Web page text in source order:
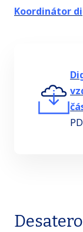
Koordinátor